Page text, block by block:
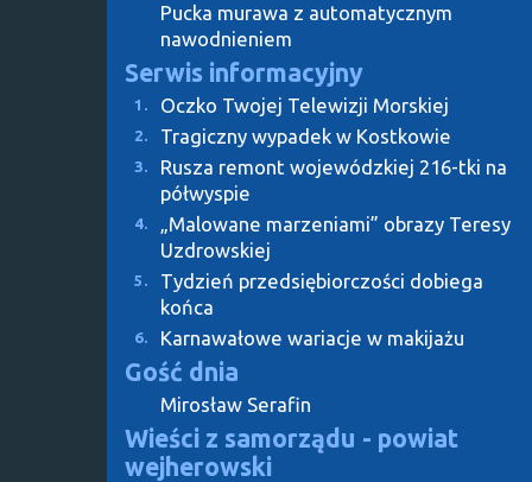
Pucka murawa z automatycznym
nawodnieniem
Serwis informacyjny
1. Oczko Twojej Telewizji Morskiej
2. Tragiczny wypadek w Kostkowie
3.
Rusza remont wojewódzkiej 216-tki na
półwyspie
4.
„Malowane marzeniami” obrazy Teresy
Uzdrowskiej
5.
Tydzień przedsiębiorczości dobiega
końca
6. Karnawałowe wariacje w makijażu
Gość dnia
Mirosław Serafin
Wieści z samorządu - powiat
wejherowski